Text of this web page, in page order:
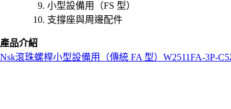
小型設備用（FS 型）
支撐座與周邊配件
產品介紹
Nsk滾珠螺桿小型設備用（傳統 FA 型） W2511FA-3P-